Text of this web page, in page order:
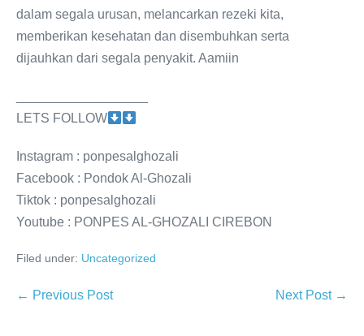
dalam segala urusan, melancarkan rezeki kita,
memberikan kesehatan dan disembuhkan serta
dijauhkan dari segala penyakit. Aamiin
LETS FOLLOW
Instagram : ponpesalghozali
Facebook : Pondok Al-Ghozali
Tiktok : ponpesalghozali
Youtube : PONPES AL-GHOZALI CIREBON
Filed under: Uncategorized
Post
← Previous Post Next Post →